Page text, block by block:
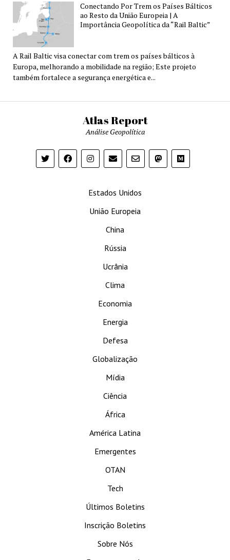
Conectando Por Trem os Países Bálticos
ao Resto da União Europeia | A
Importância Geopolítica da “Rail Baltic”
A Rail Baltic visa conectar com trem os países bálticos à
Europa, melhorando a mobilidade na região; Este projeto
também fortalece a segurança energética e...
Atlas Report
Análise Geopolítica
Estados Unidos
União Europeia
China
Rússia
Ucrânia
Clima
Economia
Energia
Defesa
Globalização
Mídia
Ciência
África
América Latina
Emergentes
OTAN
Tech
Últimos Boletins
Inscrição Boletins
Sobre Nós